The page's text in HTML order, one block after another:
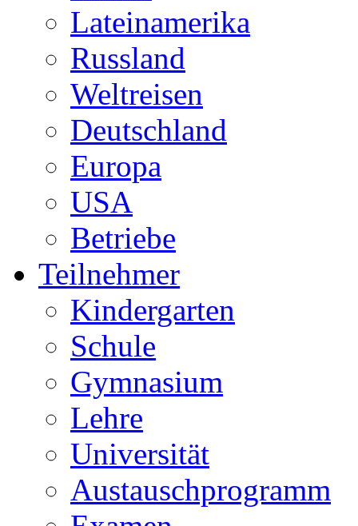
Lateinamerika
Russland
Weltreisen
Deutschland
Europa
USA
Betriebe
Teilnehmer
Kindergarten
Schule
Gymnasium
Lehre
Universität
Austauschprogramm